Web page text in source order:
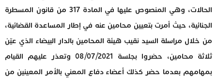
الحالات، وهي المنصوص عليها في المادة 317 من قانون المسطرة
الجنائية، حيث أمرت بتعيين محامين عنه في إطار المساعدة القضائية،
من خلال مراسلة السيد نقيب هيئة المحامين بالدار البيضاء الذي عيّن
ثلاثة محامين، حضروا بجلسة 08/07/2021 وتعذر عليهم القيام
بمهامهم بعدما حضر كذلك أعضاء دفاع المعني بالأمر المعينين من